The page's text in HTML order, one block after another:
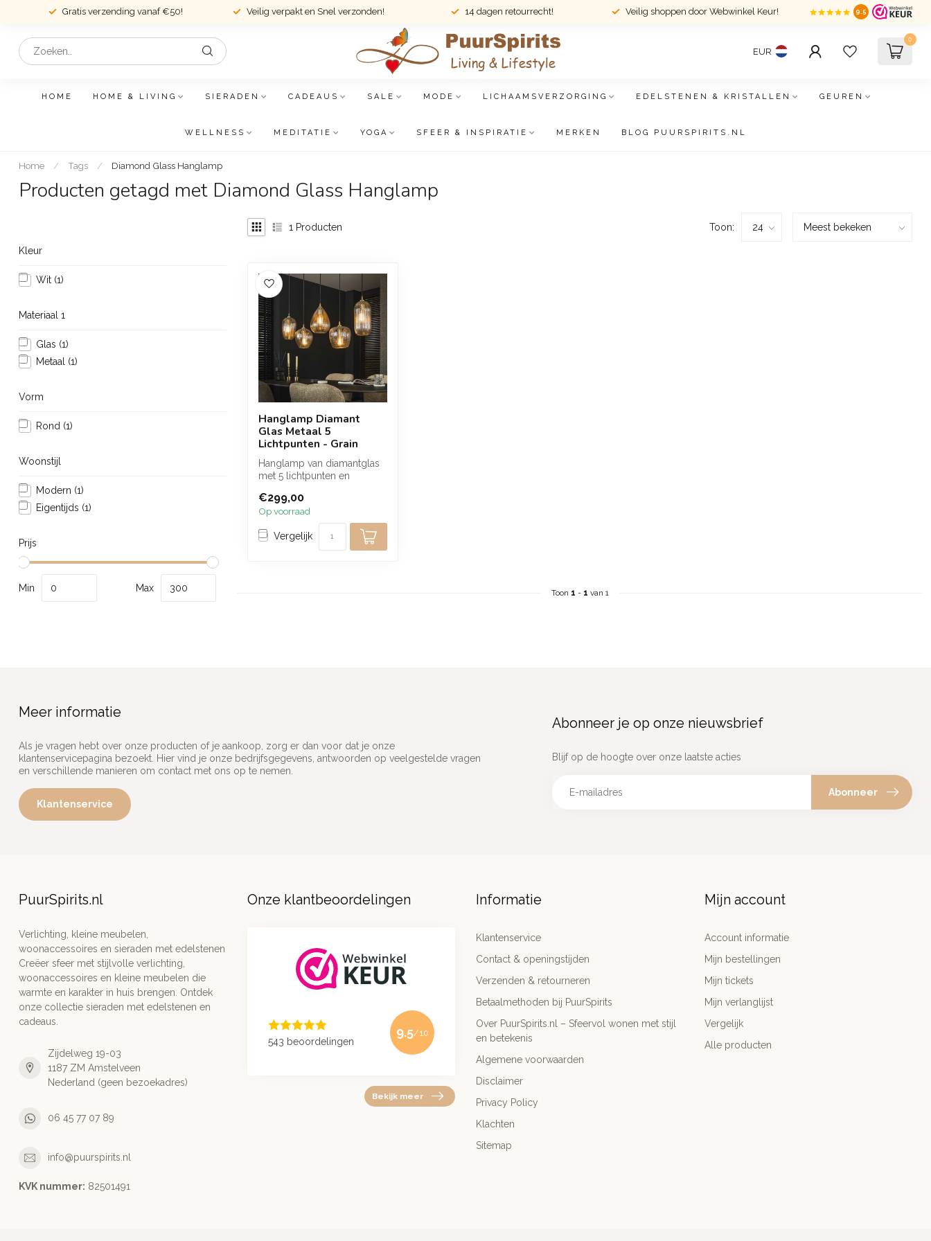
Gratis verzending vanaf €50! Veilig verpakt en Snel verzonden! 14 dagen retourrecht! Veilig shoppen door Webwinkel Keur! 9.5
EUR
0
HOME HOME & LIVING SIERADEN CADEAUS SALE MODE LICHAAMSVERZORGING EDELSTENEN & KRISTALLEN GEUREN
WELLNESS MEDITATIE YOGA SFEER & INSPIRATIE MERKEN BLOG PUURSPIRITS.NL
Home / Tags / Diamond Glass Hanglamp
Producten getagd met Diamond Glass Hanglamp
Kleur
Wit (1)
Materiaal 1
Glas (1)
Metaal (1)
Vorm
Rond (1)
Woonstijl
Modern (1)
Eigentijds (1)
Prijs
Min Max
1 Producten Toon:
Hanglamp Diamant
Glas Metaal 5
Lichtpunten - Grain
Hanglamp van diamantglas
met 5 lichtpunten en
glazen kappe...
€299,00
Op voorraad
Vergelijk
Toon 1 - 1 van 1
Meer informatie
Als je vragen hebt over onze producten of je aankoop, zorg er dan voor dat je onze
klantenservicepagina bezoekt. Hier vind je onze bedrijfsgegevens, antwoorden op veelgestelde vragen
en verschillende manieren om contact met ons op te nemen.
Klantenservice
Abonneer je op onze nieuwsbrief
Blijf op de hoogte over onze laatste acties
Abonneer
PuurSpirits.nl
Verlichting, kleine meubelen,
woonaccessoires en sieraden met edelstenen
Creëer sfeer met stijlvolle verlichting,
woonaccessoires en kleine meubelen die
warmte en karakter in huis brengen. Ontdek
onze collectie sieraden met edelstenen en
cadeaus.
Zijdelweg 19-03
1187 ZM Amstelveen
Nederland (geen bezoekadres)
06 45 77 07 89
info@puurspirits.nl
KVK nummer: 82501491
Onze klantbeoordelingen
543 beoordelingen
9.5/10
Bekijk meer
Informatie
Klantenservice
Contact & openingstijden
Verzenden & retourneren
Betaalmethoden bij PuurSpirits
Over PuurSpirits.nl – Sfeervol wonen met stijl
en betekenis
Algemene voorwaarden
Disclaimer
Privacy Policy
Klachten
Sitemap
Mijn account
Account informatie
Mijn bestellingen
Mijn tickets
Mijn verlanglijst
Vergelijk
Alle producten